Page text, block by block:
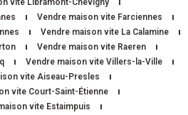
Vendre maison vite Farciennes
Vendre maison vite La Calamine
Vendre maison vite Raeren
Vendre maison vite Villers-la-Ville
vite Aiseau-Presles
vite Court-Saint-Étienne
vite Estaimpuis